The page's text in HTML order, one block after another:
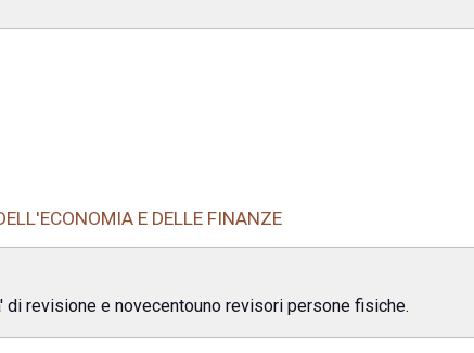
E DELLE FINANZE
revisione e novecentouno revisori persone fisiche.